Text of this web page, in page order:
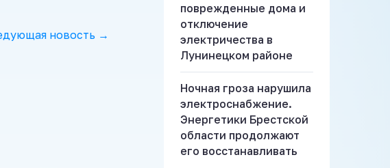
новость →
поврежденные дома и
отключение
электричества в
Лунинецком районе
Ночная гроза нарушила
электроснабжение.
Энергетики Брестской
области продолжают
его восстанавливать